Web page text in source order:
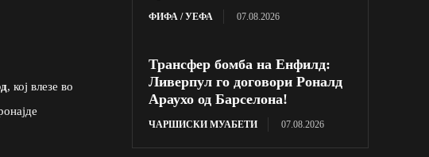
, кој влезе во
ФИФА / УЕФА 07.08.2026
Трансфер бомба на Енфилд:
Ливерпул го договори Роналд
Араухо од Барселона!
ЧАРШИСКИ МУАБЕТИ 07.08.2026